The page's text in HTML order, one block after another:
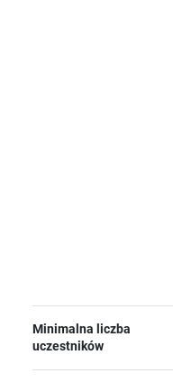
Minimalna liczba
uczestników